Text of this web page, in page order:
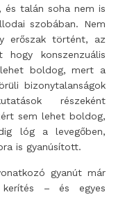
talán soha nem is
szobában. Nem
erőszak történt, az
konszenzuális
boldog, mert a
bizonytalanságok
részeként
sem lehet boldog,
lóg a levegőben,
is gyanúsított.
gyanút már
– és egyes